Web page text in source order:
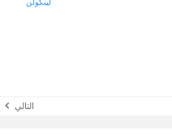
لينكولن
التالي